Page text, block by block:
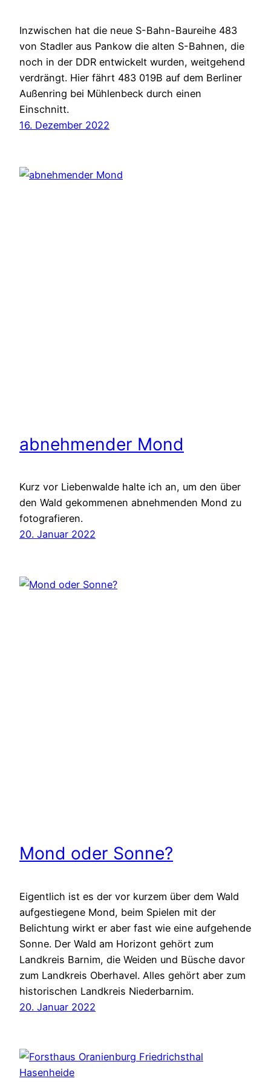
Inzwischen hat die neue S-Bahn-Baureihe 483
von Stadler aus Pankow die alten S-Bahnen, die
noch in der DDR entwickelt wurden, weitgehend
verdrängt. Hier fährt 483 019B auf dem Berliner
Außenring bei Mühlenbeck durch einen
Einschnitt.
16. Dezember 2022
abnehmender Mond
Kurz vor Liebenwalde halte ich an, um den über
den Wald gekommenen abnehmenden Mond zu
fotografieren.
20. Januar 2022
Mond oder Sonne?
Eigentlich ist es der vor kurzem über dem Wald
aufgestiegene Mond, beim Spielen mit der
Belichtung wirkt er aber fast wie eine aufgehende
Sonne. Der Wald am Horizont gehört zum
Landkreis Barnim, die Weiden und Büsche davor
zum Landkreis Oberhavel. Alles gehört aber zum
historischen Landkreis Niederbarnim.
20. Januar 2022